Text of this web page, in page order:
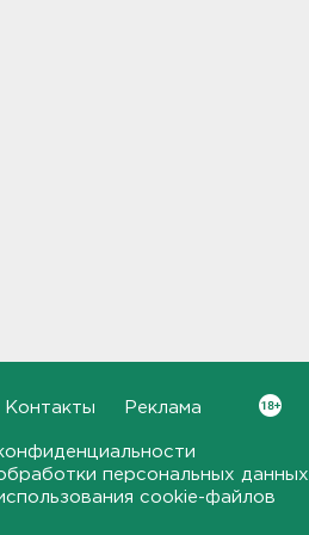
Контакты Реклама
персональных данных
cookie-файлов